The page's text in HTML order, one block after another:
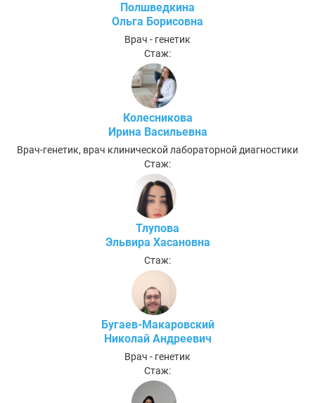
Полшведкина
Ольга Борисовна
Врач - генетик
Стаж:
Колесникова
Ирина Васильевна
Врач-генетик, врач клинической лабораторной диагностики
Стаж:
Тлупова
Эльвира Хасановна
Стаж:
Бугаев-Макаровский
Николай Андреевич
Врач - генетик
Стаж: